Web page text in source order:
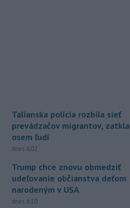
Talianska polícia rozbila sieť
prevádzačov migrantov, zatkla
osem ľudí
dnes 6:02
Trump chce znovu obmedziť
udeľovanie občianstva deťom
narodeným v USA
dnes 6:10